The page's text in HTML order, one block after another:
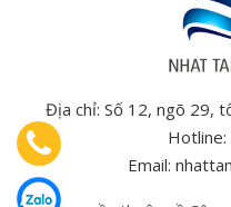
Địa chỉ: Số 12, ngõ 29,
Hotline:
Email: